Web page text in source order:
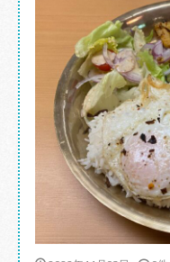
蒲田でおそくな